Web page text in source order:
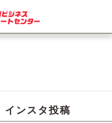
インスタ投稿